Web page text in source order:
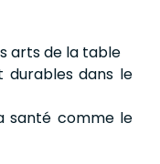
arts de la table
durables dans le
santé comme le